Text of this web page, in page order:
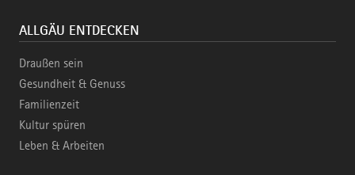
ALLGÄU ENTDECKEN
Draußen sein
Gesundheit & Genuss
Familienzeit
Kultur spüren
Leben & Arbeiten